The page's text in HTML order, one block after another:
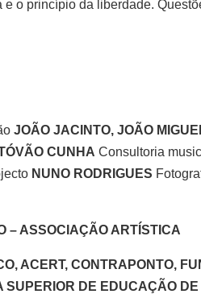
o princípio da liberdade.
JOÃO JACINTO, JOÃO
CUNHA Consultoria
NUNO RODRIGUES
– ASSOCIAÇÃO ARTÍSTICA
ACERT, CONTRAPONTO,
SUPERIOR DE EDUCAÇÃO DE